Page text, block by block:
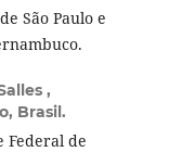
São Paulo e
,
Brasil.
Federal de